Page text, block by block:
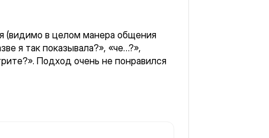
(видимо в целом манера общения
Подход очень не понравился